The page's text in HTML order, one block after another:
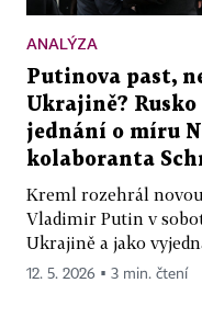
ANALÝZA
Putinova past,
Ukrajině?
jednání o míru
kolaboranta
Kreml rozehrál
Vladimir Putin v
Ukrajině a jako
12. 5. 2026 ▪ 3 min. čtení